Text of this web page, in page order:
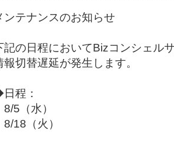
ンテナンスのお知らせ
記の日程においてBizコンシェル
報切替遅延が発生します。
程：
5（水）
18（火）